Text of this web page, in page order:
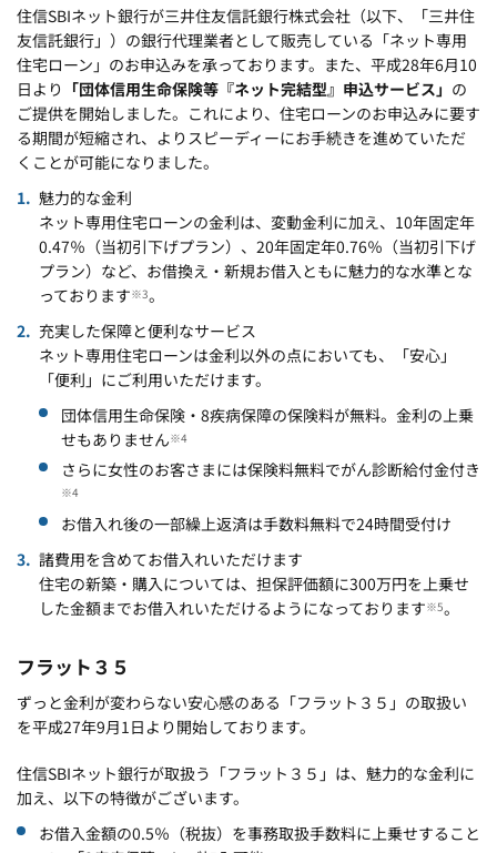
住信SBIネット銀行が三井住友信託銀行株式会社（以下、「三井住
友信託銀行」）の銀行代理業者として販売している「ネット専用
住宅ローン」のお申込みを承っております。また、平成28年6月10
日より 「団体信用生命保険等『ネット完結型』申込サービス」 の
ご提供を開始しました。これにより、住宅ローンのお申込みに要す
る期間が短縮され、よりスピーディーにお手続きを進めていただ
くことが可能になりました。
魅力的な金利
ネット専用住宅ローンの金利は、変動金利に加え、10年固定年
0.47％（当初引下げプラン）、20年固定年0.76％（当初引下げ
プラン）など、お借換え・新規お借入ともに魅力的な水準とな
っております※3。
充実した保障と便利なサービス
ネット専用住宅ローンは金利以外の点においても、「安心」
「便利」にご利用いただけます。
団体信用生命保険・8疾病保障の保険料が無料。金利の上乗
せもありません※4
さらに女性のお客さまには保険料無料でがん診断給付金付き
※4
お借入れ後の一部繰上返済は手数料無料で24時間受付け
諸費用を含めてお借入れいただけます
住宅の新築・購入については、担保評価額に300万円を上乗せ
した金額までお借入れいただけるようになっております※5。
フラット３５
ずっと金利が変わらない安心感のある「フラット３５」の取扱い
を平成27年9月1日より開始しております。
住信SBIネット銀行が取扱う「フラット３５」は、魅力的な金利に
加え、以下の特徴がございます。
お借入金額の0.5％（税抜）を事務取扱手数料に上乗せすること